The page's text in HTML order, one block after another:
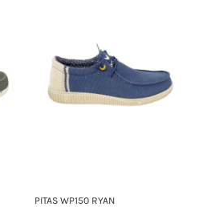
PITAS WP150 RYAN